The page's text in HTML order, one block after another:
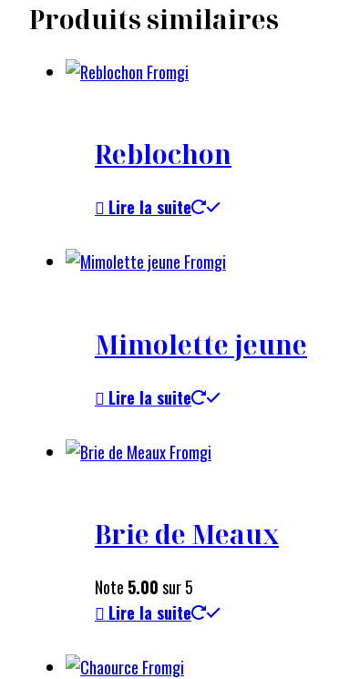
Produits similaires
Reblochon
Lire la suite
Mimolette jeune
Lire la suite
Brie de Meaux
Note 5.00sur 5
Lire la suite